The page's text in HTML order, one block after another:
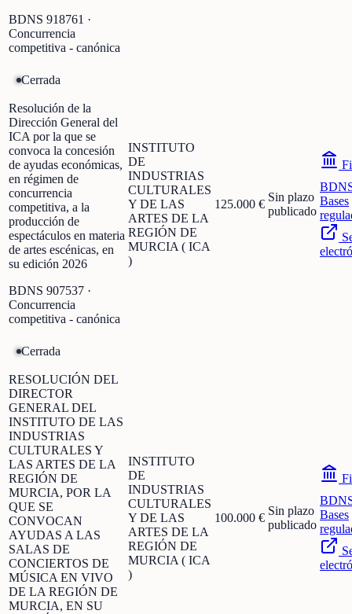
BDNS 918761 ·
Concurrencia
competitiva - canónica
Cerrada
Resolución de la
Dirección General del
ICA por la que se
convoca la concesión
de ayudas económicas,
en régimen de
concurrencia
competitiva, a la
producción de
espectáculos en materia
de artes escénicas, en
su edición 2026
BDNS 907537 ·
Concurrencia
competitiva - canónica
INSTITUTO
DE
INDUSTRIAS
CULTURALES
Y DE LAS
ARTES DE LA
REGIÓN DE
MURCIA ( ICA
)
125.000 €
Sin plazo
publicado
Bases
Cerrada
RESOLUCIÓN DEL
DIRECTOR
GENERAL DEL
INSTITUTO DE LAS
INDUSTRIAS
CULTURALES Y
LAS ARTES DE LA
REGIÓN DE
MURCIA, POR LA
QUE SE
CONVOCAN
AYUDAS A LAS
SALAS DE
CONCIERTOS DE
MÚSICA EN VIVO
DE LA REGIÓN DE
MURCIA, EN SU
INSTITUTO
DE
INDUSTRIAS
CULTURALES
Y DE LAS
ARTES DE LA
REGIÓN DE
MURCIA ( ICA
)
100.000 €
Sin plazo
publicado
Bases